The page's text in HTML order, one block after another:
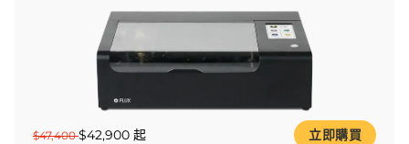
$47,400$42,900 起 立即購買